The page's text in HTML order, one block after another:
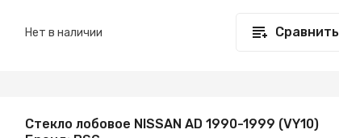
Нет в наличии Сравнить
Стекло лобовое NISSAN AD 1990-1999 (VY10)